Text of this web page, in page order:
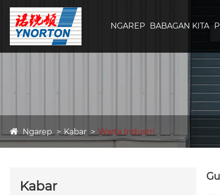
NGAREP BABAGAN KITA
Ngarep Kabar Warta Industri
Kabar